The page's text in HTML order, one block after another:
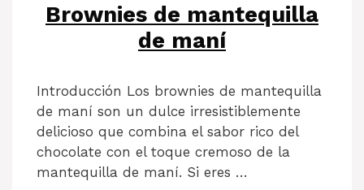
Brownies de mantequilla
de maní
Introducción Los brownies de mantequilla
de maní son un dulce irresistiblemente
delicioso que combina el sabor rico del
chocolate con el toque cremoso de la
mantequilla de maní. Si eres …